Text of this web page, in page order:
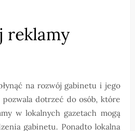
reklamy
na rozwój gabinetu i jego
dotrzeć do osób, które
w lokalnych gazetach mogą
gabinetu. Ponadto lokalna